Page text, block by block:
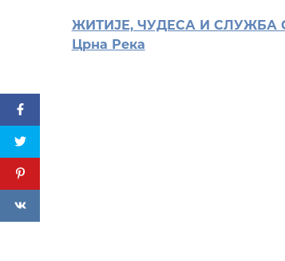
ЖИТИЈЕ, ЧУДЕСА И СЛУЖБА
Црна Река